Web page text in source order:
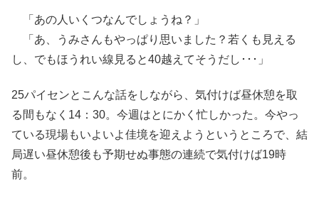
「あの人いくつなんでしょうね？」
「あ、うみさんもやっぱり思いました？若くも見える
し、でもほうれい線見ると40越えてそうだし･･･」
25パイセンとこんな話をしながら、気付けば昼休憩を取
る間もなく14：30。今週はとにかく忙しかった。今やっ
ている現場もいよいよ佳境を迎えようというところで、結
局遅い昼休憩後も予期せぬ事態の連続で気付けば19時
前。